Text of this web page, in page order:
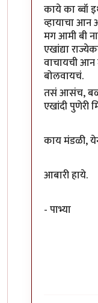
काये का ब्वॉ
व्हायाचा आन
मग आमी बी
एखांद्या
वाचायची आन
बोलवायचं.
तसं आसंच,
एखांदी पुणेरी
काय मंडळी,
आबारी हाये.
- पाभ्या